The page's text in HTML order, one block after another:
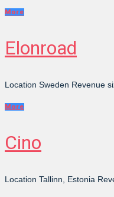
More
Elonroad
Location Sweden Revenue
More
Cino
Location Tallinn, Estonia